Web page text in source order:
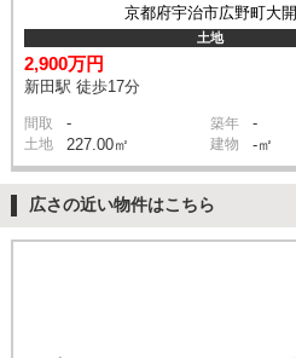
京都府宇治市広野町大開
土地
2,900万円
新田駅 徒歩17分
間取 - 築年 -
土地 227.00㎡ 建物 -㎡
広さの近い物件はこちら